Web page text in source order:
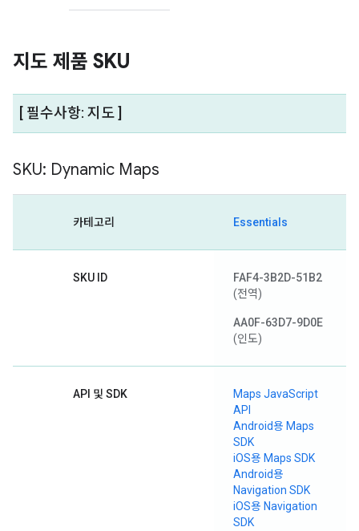
지도 제품 SKU
[ 필수사항: 지도 ]
SKU: Dynamic Maps
카테고리 Essentials
SKU ID
FAF4-3B2D-51B2
(전역)
AA0F-63D7-9D0E
(인도)
API 및 SDK
Maps JavaScript
API
Android용 Maps
SDK
iOS용 Maps SDK
Android용
Navigation SDK
iOS용 Navigation
SDK